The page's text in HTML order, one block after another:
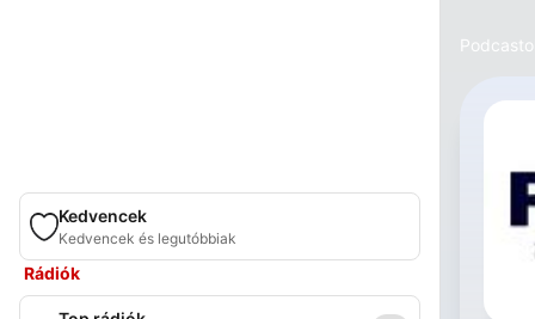
Kedvencek
Kedvencek és legutóbbiak
Rádiók